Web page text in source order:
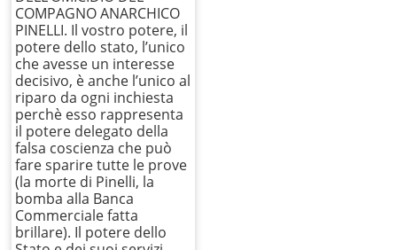
COMPAGNO ANARCHICO
PINELLI. Il vostro potere, il
potere dello stato, l’unico
che avesse un interesse
decisivo, è anche l’unico al
riparo da ogni inchiesta
perchè esso rappresenta
il potere delegato della
falsa coscienza che può
fare sparire tutte le prove
(la morte di Pinelli, la
bomba alla Banca
Commerciale fatta
brillare). Il potere dello